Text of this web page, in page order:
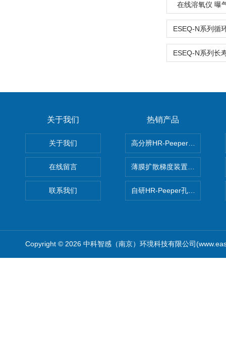
在线溶氧仪 曝
关于我们
关于我们
在线留言
联系我们
热销产品
高分辨HR-Peeper采样器孔隙
薄膜扩散梯度装置 Agl DGT
自研HR-Peeper孔隙水采样器
Copyright © 2026 中科智感（南京）环境科技有限公司